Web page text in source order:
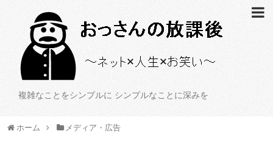
複雑なことをシンプルに シンプルなことに深みを
ホーム メディア・広告